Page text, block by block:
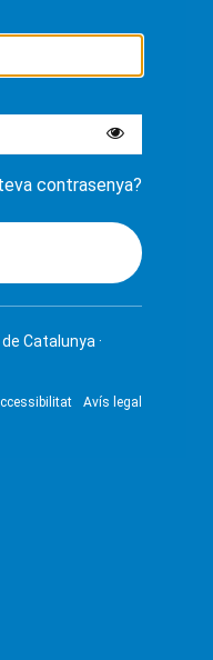
contrasenya?
Catalunya ·
Avís legal